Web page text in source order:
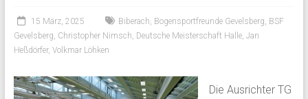
15 März, 2025 Biberach, Bogensportfreunde Gevelsberg, BSF
Gevelsberg, Christopher Nimsch, Deutsche Meisterschaft Halle, Jan
Heßdörfer, Volkmar Löhken
Die Ausrichter TG